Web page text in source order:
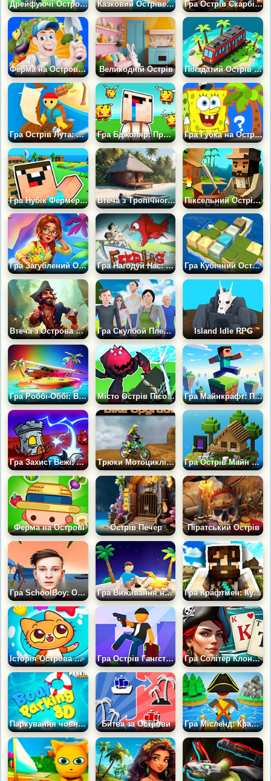
Дрейфуючі Острови Казковий Острівець Гра Острів Скарбів: Головоломка
Ферма на Острові 3Д Великодній Острів Поїздатий Острів Щастя
Гра Острів Лута: Копач Скарбів Гра Бджоляр: Пригоди на Острові Гра Губка на Острові: Новий Дім
Гра Нубік Фермер 3д: Прокачай Свій Острів Втеча з Тропічного Острова Піксельний Острів Виживання
Гра Загублений Острів: Ферма Гра Нагодуй Нас: Загублений Острів Гра Кубічний Острів: АСМР Релакс Головоломка
Втеча з Острова Скарбів Гра Скулбой Плейграунд: Будуй на Острові Island Idle RPG
Гра Роббі-Оббі: Втеча з Острова Місто Острів Пісочниця Гра Майнкрафт: Паркур по Островах
Гра Захист Вежі: Світ Літаючих Островів Трюки Мотоциклів на Острові Гра Острів Майн 3D: Крафт і Виживання
Ферма на Острові Острів Печер Піратський Острів
Гра SchoolBoy: Острів Гра Виживання на Острові: Врятуйте Решту Людей Гра Крафтмен: Кубічний Острів
Історія Острова Мур Гра Острів Гангстерів: Місто Криміналу Гра Солітер Клондайк: Острів скарбів
Паркування човна на островах Битва за Острови Гра Місленд: Крафт і Будівництво